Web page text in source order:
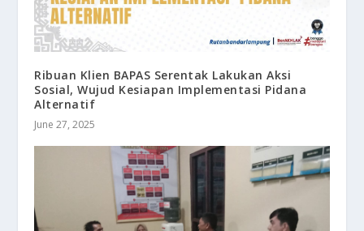
Ribuan Klien BAPAS Serentak Lakukan Aksi
Sosial, Wujud Kesiapan Implementasi Pidana
Alternatif
June 27, 2025